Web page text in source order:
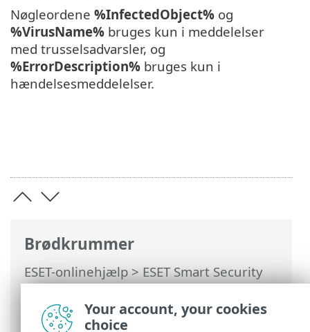
Brødkrummer
ESET-onlinehjælp>ESET Smart Security
Premium>Avanceret opsætning>
Meddelelser>Skrivebordsmeddelelser>
Videresendelse
Nøgleordene %InfectedObject% og
%VirusName% bruges kun i meddelelser
med trusselsadvarsler, og
%ErrorDescription% bruges kun i
hændelsesmeddelelser.
Your account, your cookies
choice